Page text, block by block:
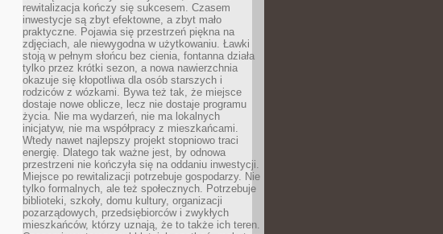
rewitalizacja kończy się sukcesem. Czasem
inwestycje są zbyt efektowne, a zbyt mało
praktyczne. Pojawia się przestrzeń piękna na
zdjęciach, ale niewygodna w użytkowaniu. Ławki
stoją w pełnym słońcu bez cienia, fontanna działa
tylko przez krótki sezon, a nowa nawierzchnia
okazuje się kłopotliwa dla osób starszych i
rodziców z wózkami. Bywa też tak, że miejsce
dostaje nowe oblicze, lecz nie dostaje programu
życia. Nie ma wydarzeń, nie ma lokalnych
inicjatyw, nie ma współpracy z mieszkańcami.
Wtedy nawet najlepszy projekt stopniowo traci
energię. Dlatego tak ważne jest, by odnowa
przestrzeni nie kończyła się na oddaniu inwestycji.
Miejsce po rewitalizacji potrzebuje gospodarzy. Nie
tylko formalnych, ale też społecznych. Potrzebuje
biblioteki, szkoły, domu kultury, organizacji
pozarządowych, przedsiębiorców i zwykłych
mieszkańców, którzy uznają, że to także ich teren.